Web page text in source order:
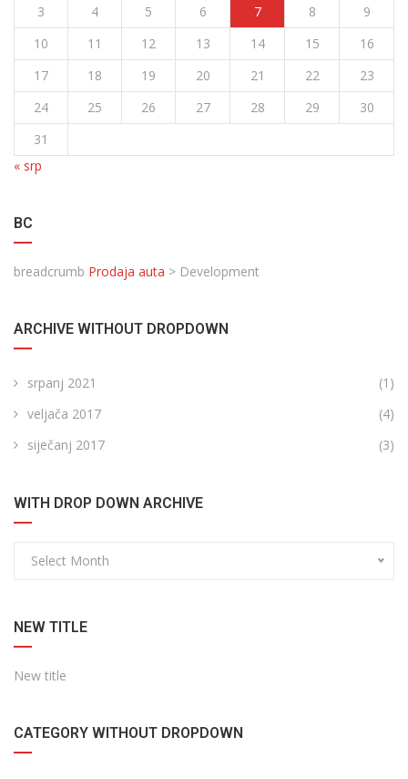
3
4 5 6 7 8
9
10
11 12 13 14 15
16
17
18 19 20 21 22
23
24
25 26 27 28 29
30
31
« srp
BC
breadcrumb Prodaja auta > Development
ARCHIVE WITHOUT DROPDOWN
srpanj 2021
(1)
veljača 2017
(4)
siječanj 2017
(3)
WITH DROP DOWN ARCHIVE
Select Month
NEW TITLE
New title
CATEGORY WITHOUT DROPDOWN